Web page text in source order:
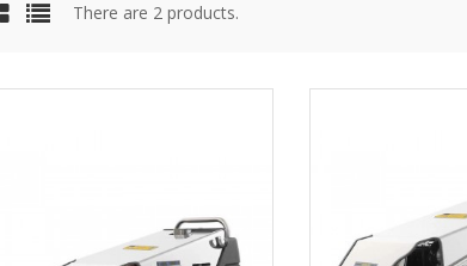
There are 2 products.